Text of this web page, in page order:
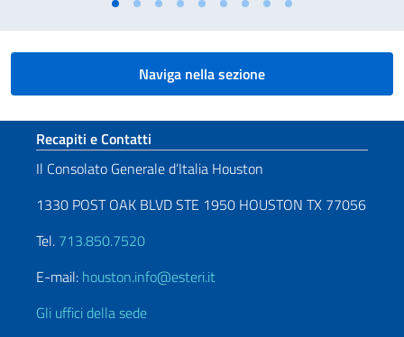
Naviga nella sezione
Sezione footer
Recapiti e Contatti
Il Consolato Generale d’Italia Houston
1330 POST OAK BLVD STE 1950 HOUSTON TX 77056
Tel. 713.850.7520
E-mail: houston.info@esteri.it
Gli uffici della sede